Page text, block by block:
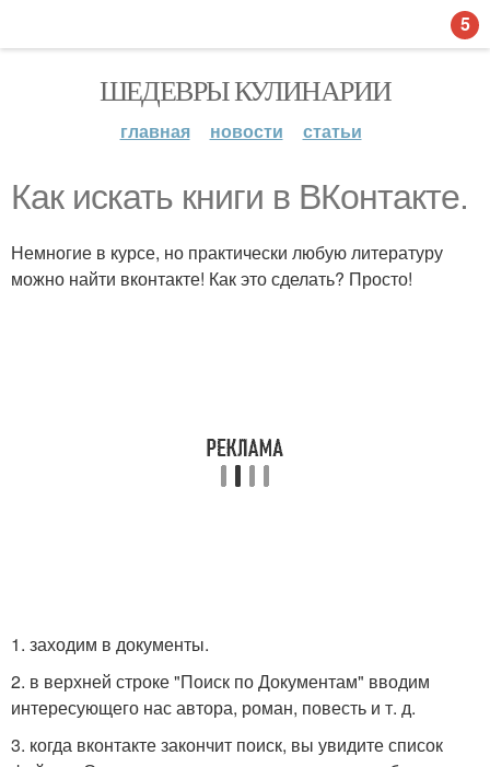
ШЕДЕВРЫ КУЛИНАРИИ
главная новости статьи
Как искать книги в ВКонтакте.
Немногие в курсе, но практически любую литературу
можно найти вконтакте! Как это сделать? Просто!
1. заходим в документы.
2. в верхней строке "Поиск по Документам" вводим
интересующего нас автора, роман, повесть и т. д.
3. когда вконтакте закончит поиск, вы увидите список
5